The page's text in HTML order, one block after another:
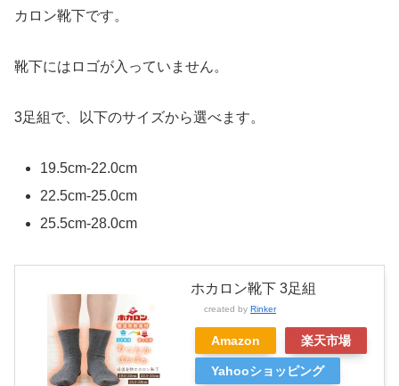
カロン靴下です。
靴下にはロゴが入っていません。
3足組で、以下のサイズから選べます。
19.5cm-22.0cm
22.5cm-25.0cm
25.5cm-28.0cm
ホカロン靴下 3足組
created by Rinker
Amazon 楽天市場
Yahooショッピング